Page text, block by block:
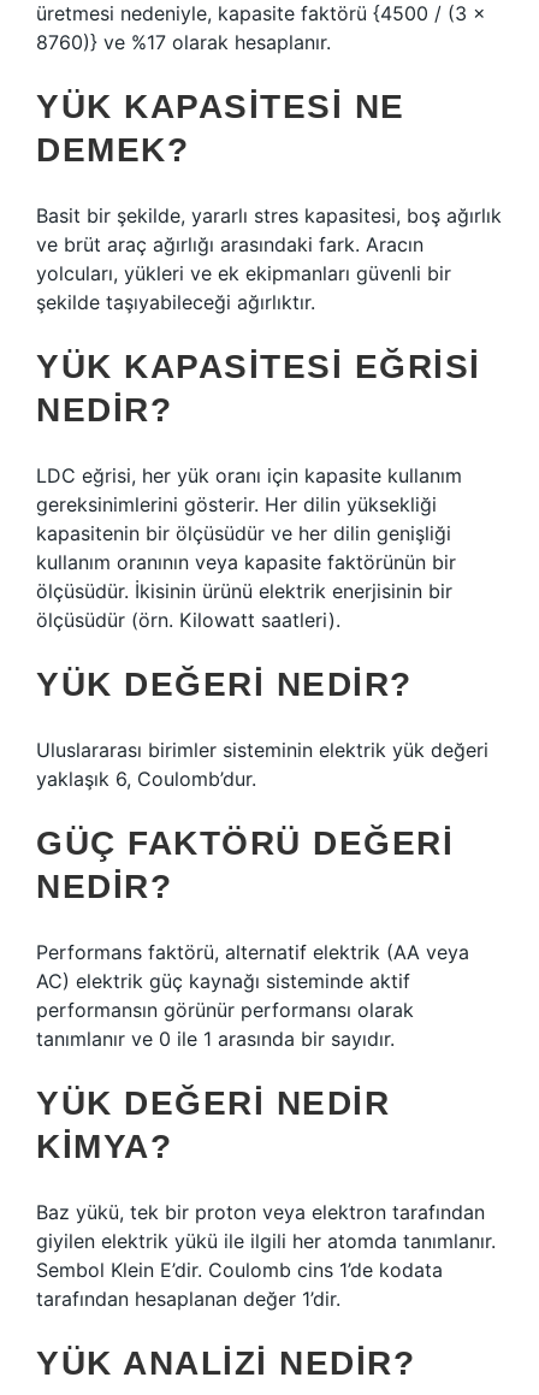
üretmesi nedeniyle, kapasite faktörü {4500 / (3 x
8760)} ve %17 olarak hesaplanır.
YÜK KAPASITESI NE
DEMEK?
Basit bir şekilde, yararlı stres kapasitesi, boş ağırlık
ve brüt araç ağırlığı arasındaki fark. Aracın
yolcuları, yükleri ve ek ekipmanları güvenli bir
şekilde taşıyabileceği ağırlıktır.
YÜK KAPASITESI EĞRISI
NEDIR?
LDC eğrisi, her yük oranı için kapasite kullanım
gereksinimlerini gösterir. Her dilin yüksekliği
kapasitenin bir ölçüsüdür ve her dilin genişliği
kullanım oranının veya kapasite faktörünün bir
ölçüsüdür. İkisinin ürünü elektrik enerjisinin bir
ölçüsüdür (örn. Kilowatt saatleri).
YÜK DEĞERI NEDIR?
Uluslararası birimler sisteminin elektrik yük değeri
yaklaşık 6, Coulomb’dur.
GÜÇ FAKTÖRÜ DEĞERI
NEDIR?
Performans faktörü, alternatif elektrik (AA veya
AC) elektrik güç kaynağı sisteminde aktif
performansın görünür performansı olarak
tanımlanır ve 0 ile 1 arasında bir sayıdır.
YÜK DEĞERI NEDIR
KIMYA?
Baz yükü, tek bir proton veya elektron tarafından
giyilen elektrik yükü ile ilgili her atomda tanımlanır.
Sembol Klein E’dir. Coulomb cins 1’de kodata
tarafından hesaplanan değer 1’dir.
YÜK ANALIZI NEDIR?